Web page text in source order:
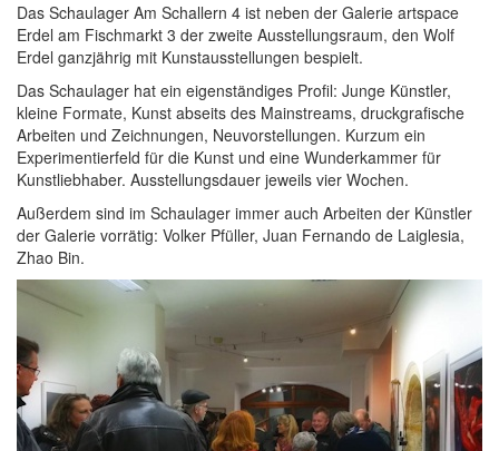
Das Schaulager Am Schallern 4 ist neben der Galerie artspace
Erdel am Fischmarkt 3 der zweite Ausstellungsraum, den Wolf
Erdel ganzjährig mit Kunstausstellungen bespielt.
Das Schaulager hat ein eigenständiges Profil: Junge Künstler,
kleine Formate, Kunst abseits des Mainstreams, druckgrafische
Arbeiten und Zeichnungen, Neuvorstellungen. Kurzum ein
Experimentierfeld für die Kunst und eine Wunderkammer für
Kunstliebhaber. Ausstellungsdauer jeweils vier Wochen.
Außerdem sind im Schaulager immer auch Arbeiten der Künstler
der Galerie vorrätig: Volker Pfüller, Juan Fernando de Laiglesia,
Zhao Bin.